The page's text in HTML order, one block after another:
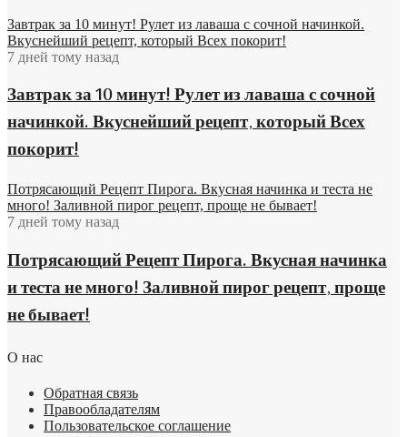
Завтрак за 10 минут! Рулет из лаваша с сочной начинкой.
Вкуснейший рецепт, который Всех покорит!
7 дней тому назад
Завтрак за 10 минут! Рулет из лаваша с сочной
начинкой. Вкуснейший рецепт, который Всех
покорит!
Потрясающий Рецепт Пирога. Вкусная начинка и теста не
много! Заливной пирог рецепт, проще не бывает!
7 дней тому назад
Потрясающий Рецепт Пирога. Вкусная начинка
и теста не много! Заливной пирог рецепт, проще
не бывает!
О нас
Обратная связь
Правообладателям
Пользовательское соглашение